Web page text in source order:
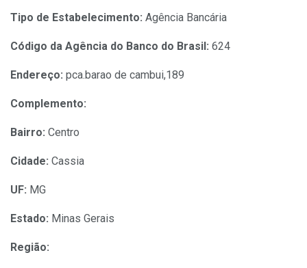
Tipo de Estabelecimento: Agência Bancária
Código da Agência do Banco do Brasil: 624
Endereço: pca.barao de cambui,189
Complemento:
Bairro: Centro
Cidade: Cassia
UF: MG
Estado: Minas Gerais
Região: